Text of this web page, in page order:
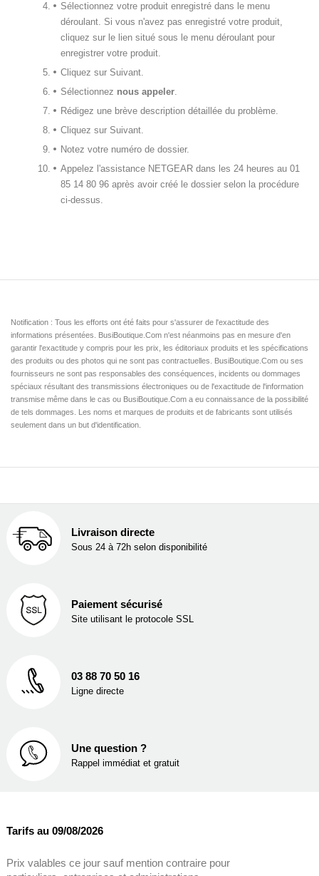
Sélectionnez votre produit enregistré dans le menu
déroulant. Si vous n'avez pas enregistré votre produit,
cliquez sur le lien situé sous le menu déroulant pour
enregistrer votre produit.
Cliquez sur Suivant.
Sélectionnez nous appeler.
Rédigez une brève description détaillée du problème.
Cliquez sur Suivant.
Notez votre numéro de dossier.
Appelez l'assistance NETGEAR dans les 24 heures au 01
85 14 80 96 après avoir créé le dossier selon la procédure
ci-dessus.
Notification : Tous les efforts ont été faits pour s'assurer de l'exactitude des
informations présentées. BusiBoutique.Com n'est néanmoins pas en mesure d'en
garantir l'exactitude y compris pour les prix, les éditoriaux produits et les spécifications
des produits ou des photos qui ne sont pas contractuelles. BusiBoutique.Com ou ses
fournisseurs ne sont pas responsables des conséquences, incidents ou dommages
spéciaux résultant des transmissions électroniques ou de l'exactitude de l'information
transmise même dans le cas ou BusiBoutique.Com a eu connaissance de la possibilité
de tels dommages. Les noms et marques de produits et de fabricants sont utilisés
seulement dans un but d'identification.
Livraison directe
Sous 24 à 72h selon disponibilité
Paiement sécurisé
Site utilisant le protocole SSL
03 88 70 50 16
Ligne directe
Une question ?
Rappel immédiat et gratuit
Tarifs au 09/08/2026
Prix valables ce jour sauf mention contraire pour